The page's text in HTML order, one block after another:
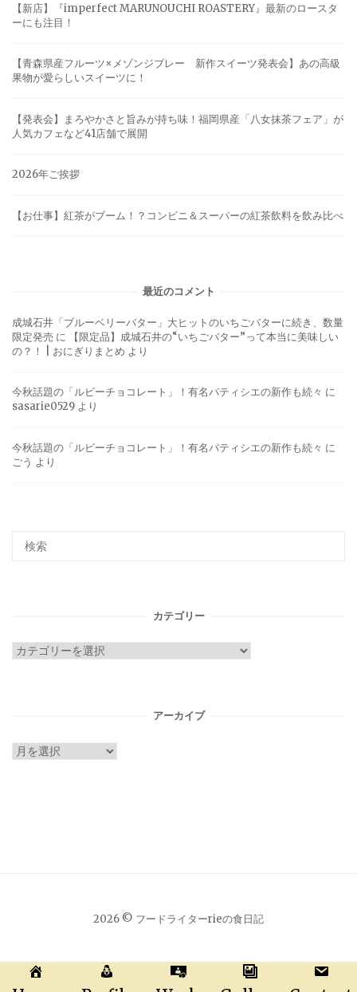
【新店】『imperfect MARUNOUCHI ROASTERY』最新のロースタ
ーにも注目！
【青森県産フルーツ×メゾンジブレー 新作スイーツ発表会】あの高級
果物が愛らしいスイーツに！
【発表会】まろやかさと旨みが持ち味！福岡県産「八女抹茶フェア」が
人気カフェなど41店舗で展開
2026年ご挨拶
【お仕事】紅茶がブーム！？コンビニ＆スーパーの紅茶飲料を飲み比べ
最近のコメント
成城石井「ブルーベリーバター」大ヒットのいちごバターに続き、数量
限定発売 に
【限定品】成城石井の“いちごバター”って本当に美味しい
の？！ | おにぎりまとめ より
今秋話題の「ルビーチョコレート」！有名パティシエの新作も続々 に
sasarie0529 より
今秋話題の「ルビーチョコレート」！有名パティシエの新作も続々 に
ごう より
カテゴリー
カ
アーカイブ
ア
2026 © フードライターrieの食日記